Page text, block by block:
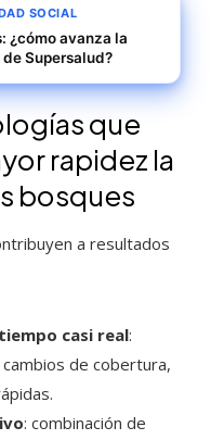
SOCIAL
¿cómo avanza la
Supersalud?
que
rapidez la
bosques
a resultados
casi real:
de cobertura,
: combinación de